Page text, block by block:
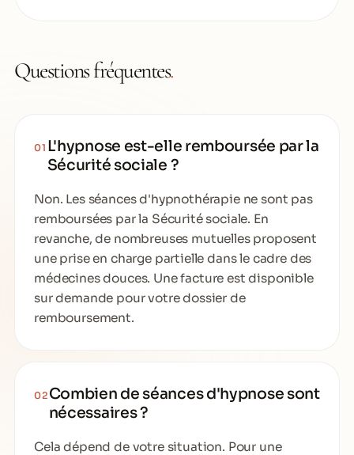
Questions fréquentes.
01 L'hypnose est-elle remboursée par la
Sécurité sociale ?
Non. Les séances d'hypnothérapie ne sont pas
remboursées par la Sécurité sociale. En
revanche, de nombreuses mutuelles proposent
une prise en charge partielle dans le cadre des
médecines douces. Une facture est disponible
sur demande pour votre dossier de
remboursement.
02 Combien de séances d'hypnose sont
nécessaires ?
Cela dépend de votre situation. Pour une